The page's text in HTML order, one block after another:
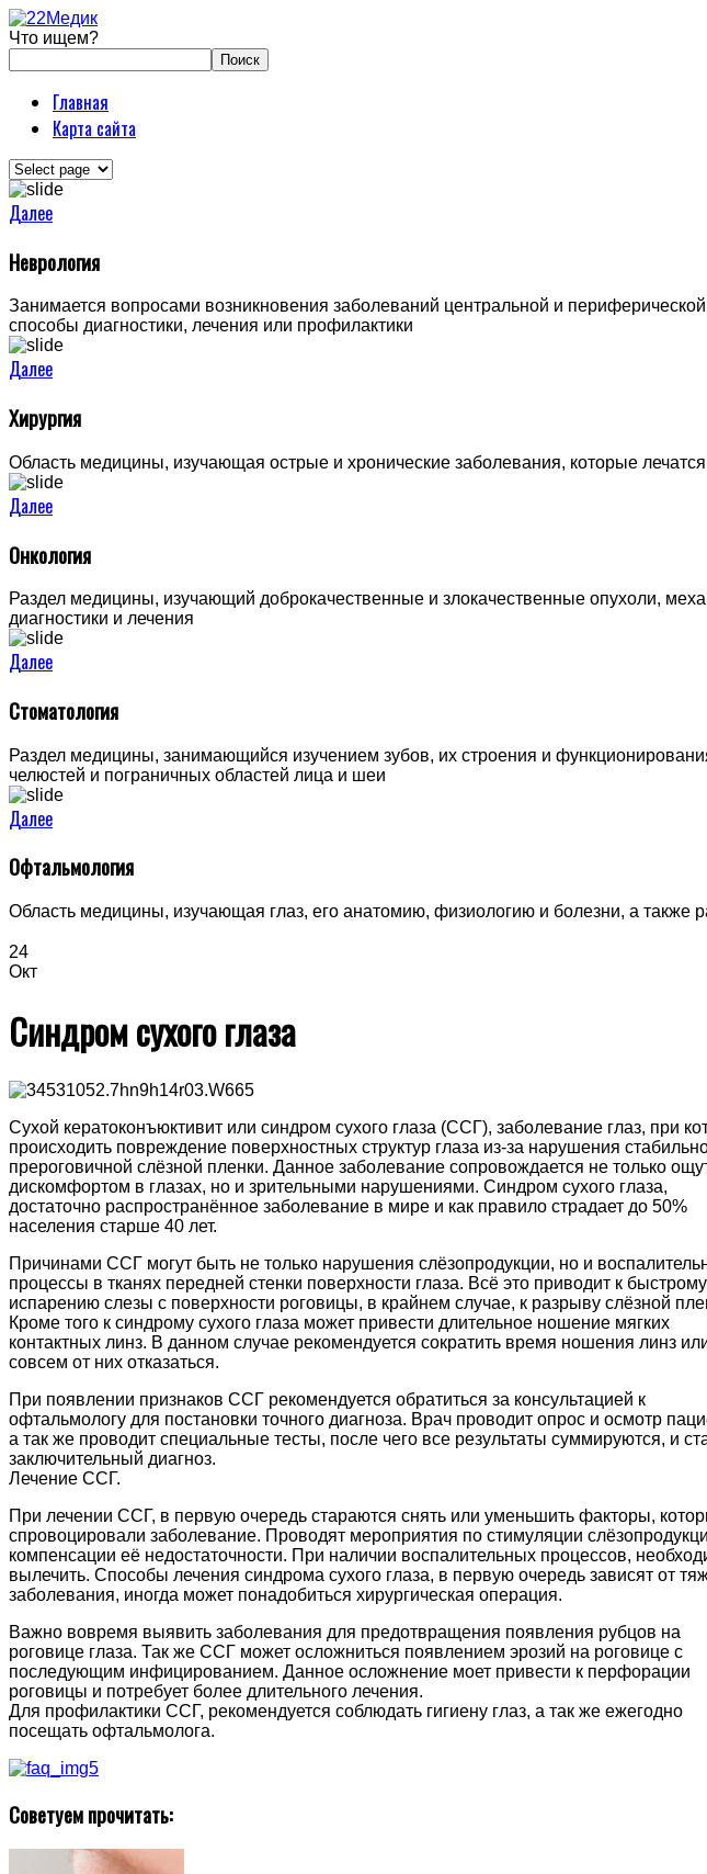
Что ищем?
Главная
Карта сайта
Далее
Неврология
Занимается вопросами возникновения заболеваний центральной и
способы диагностики, лечения или профилактики
Далее
Хирургия
Область медицины, изучающая острые и хронические заболевания, которые
Далее
Онкология
Раздел медицины, изучающий доброкачественные и злокачественные опухоли,
диагностики и лечения
Далее
Стоматология
Раздел медицины, занимающийся изучением зубов, их строения и
челюстей и пограничных областей лица и шеи
Далее
Офтальмология
Область медицины, изучающая глаз, его анатомию, физиологию и болезни, а
24
Окт
Синдром сухого глаза
Сухой кератоконъюктивит или синдром сухого глаза (ССГ), заболевание глаз, при
происходить повреждение поверхностных структур глаза из-за нарушения
прероговичной слёзной пленки. Данное заболевание сопровождается не только
дискомфортом в глазах, но и зрительными нарушениями. Синдром сухого глаза,
достаточно распространённое заболевание в мире и как правило страдает до 50%
населения старше 40 лет.
Причинами ССГ могут быть не только нарушения слёзопродукции, но и
процессы в тканях передней стенки поверхности глаза. Всё это приводит к быстрому
испарению слезы с поверхности роговицы, в крайнем случае, к разрыву слёзной
Кроме того к синдрому сухого глаза может привести длительное ношение мягких
контактных линз. В данном случае рекомендуется сократить время ношения линз
совсем от них отказаться.
При появлении признаков ССГ рекомендуется обратиться за консультацией к
офтальмологу для постановки точного диагноза. Врач проводит опрос и осмотр
а так же проводит специальные тесты, после чего все результаты суммируются, и
заключительный диагноз.
Лечение ССГ.
При лечении ССГ, в первую очередь стараются снять или уменьшить факторы,
спровоцировали заболевание. Проводят мероприятия по стимуляции
компенсации её недостаточности. При наличии воспалительных процессов,
вылечить. Способы лечения синдрома сухого глаза, в первую очередь зависят от
заболевания, иногда может понадобиться хирургическая операция.
Важно вовремя выявить заболевания для предотвращения появления рубцов на
роговице глаза. Так же ССГ может осложниться появлением эрозий на роговице с
последующим инфицированием. Данное осложнение моет привести к перфорации
роговицы и потребует более длительного лечения.
Для профилактики ССГ, рекомендуется соблюдать гигиену глаз, а так же ежегодно
посещать офтальмолога.
Советуем прочитать: